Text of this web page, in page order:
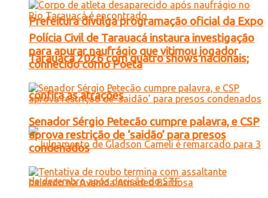
Prefeitura divulga programação oficial da Expo
Tarauacá 2026 com quatro shows nacionais;
confira as atrações
Polícia Civil de Tarauacá instaura investigação
para apurar naufrágio que vitimou jogador
conhecido como Poeta
Senador Sérgio Petecão cumpre palavra, e CSP
aprova restrição de ‘saidão’ para presos
condenados